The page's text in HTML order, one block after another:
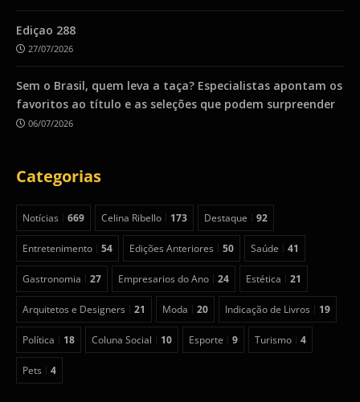
Ediçao 288
27/07/2026
Sem o Brasil, quem leva a taça? Especialistas apontam os
favoritos ao título e as seleções que podem surpreender
06/07/2026
Categorias
Notícias 669 Celina Ribello 173 Destaque 92
Entretenimento 54 Edições Anteriores 50 Saúde 41
Gastronomia 27 Empresarios do Ano 24 Estética 21
Arquitetos e Designers 21 Moda 20 Indicação de Livros 19
Política 18 Coluna Social 10 Esporte 9 Turismo 4
Pets 4